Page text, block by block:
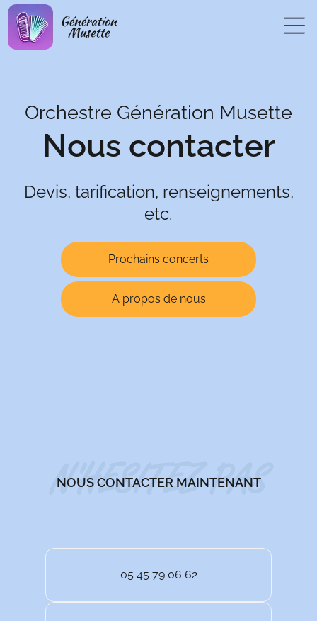
Orchestre Génération Musette
Nous contacter
Devis, tarification, renseignements,
etc.
Prochains concerts
A propos de nous
N'HESITEZ PAS
NOUS CONTACTER MAINTENANT
05 45 79 06 62